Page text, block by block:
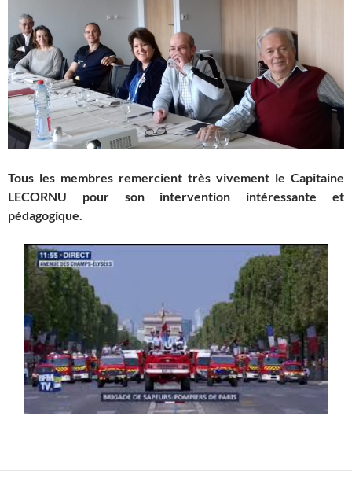
Tous les membres remercient très vivement le Capitaine
LECORNU pour son intervention intéressante et
pédagogique.